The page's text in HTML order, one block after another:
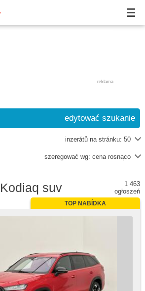
reklama
edytować szukanie
inzerátů na stránku: 50
szeregować wg: cena rosnąco
suv
1 463
ogłoszeń
TOP NABÍDKA